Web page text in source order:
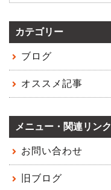
カテゴリー
ブログ
オススメ記事
メニュー・関連リンク
お問い合わせ
旧ブログ